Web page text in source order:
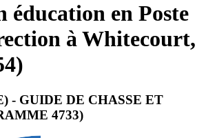
éducation en Poste
à Whitecourt,
)
- GUIDE DE CHASSE ET
4733)